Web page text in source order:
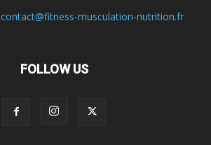
contact@fitness-musculation-nutrition.fr
FOLLOW US